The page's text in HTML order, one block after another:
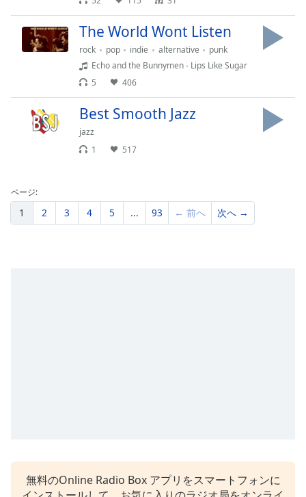
The World Wont Listen
rock pop indie alternative
punk
Echo and the Bunnymen - Lips Like Sugar
5
406
Best Smooth Jazz
jazz
1
517
ページ:
1 2 3 4 5 ... 93 ← 前へ 次へ →
無料のOnline Radio Box アプリをスマートフォンに